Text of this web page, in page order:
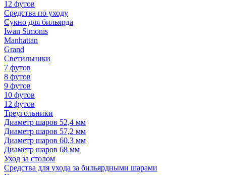
12 футов
Средства по уходу
Сукно для бильярда
Iwan Simonis
Manhattan
Grand
Светильники
7 футов
8 футов
9 футов
10 футов
12 футов
Треугольники
Диаметр шаров 52,4 мм
Диаметр шаров 57,2 мм
Диаметр шаров 60,3 мм
Диаметр шаров 68 мм
Уход за столом
Средства для ухода за бильярдными шарами